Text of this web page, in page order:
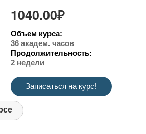
1040.00₽
Объем курса:
36 академ. часов
Продолжительность:
2 недели
Записаться на курс!